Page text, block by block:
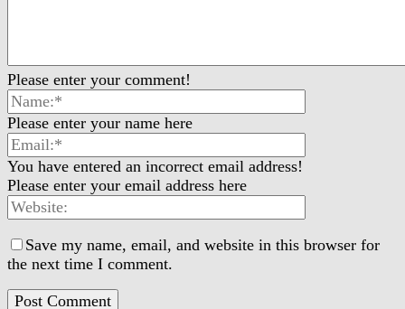
Please enter your comment!
Please enter your name here
You have entered an incorrect email address!
Please enter your email address here
Save my name, email, and website in this browser for
the next time I comment.